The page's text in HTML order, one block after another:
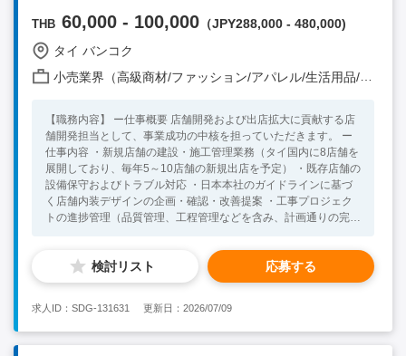
ン グローバル グローバルネットワーク
THB 60,000 - 100,000 （JPY288,000 - 480,000)
タイ バンコク
小売業界（高級商材/ファッション/アパレル/生活用品/家電 他）
【職務内容】 ー仕事概要 店舗開発および出店拡大に貢献する店
舗開発担当として、事業成功の中核を担っていただきます。 ー
仕事内容 ・新規店舗の建設・施工管理業務（タイ国内に8店舗を
展開しており、毎年5～10店舗の新規出店を予定） ・既存店舗の
設備保守およびトラブル対応 ・日本本社のガイドラインに基づ
く店舗内装デザインの企画・確認・改善提案 ・工事プロジェク
トの進捗管理（品質管理、工程管理などを含み、計画通りの完成
・デベロッパー、官公庁、設計会社、ゼネコン、協力会社との調
整・折衝 ・日本本社への報告業務 ・発生した課題・トラブルへ
の対応および問題解決 ・その他、会社から指示された業務 【組
ネージャーとなります。 【求めている人物像】 ・休日対応や遠
方出張など柔軟にご対応いただける方 ・新規出店に向けて強い
オーナーシップで事業拡大に貢献できる方 ・前向きでオープン
検討リスト 応募する
求人ID：SDG-131631 更新日：2026/07/09